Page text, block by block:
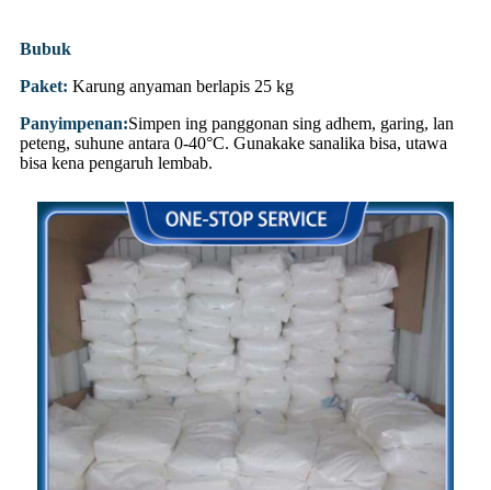
Bubuk
Paket: Karung anyaman berlapis 25 kg
Panyimpenan:Simpen ing panggonan sing adhem, garing, lan
peteng, suhune antara 0-40°C. Gunakake sanalika bisa, utawa
bisa kena pengaruh lembab.